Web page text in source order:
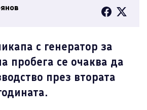
с генератор за
пробега се очаква да
през втората